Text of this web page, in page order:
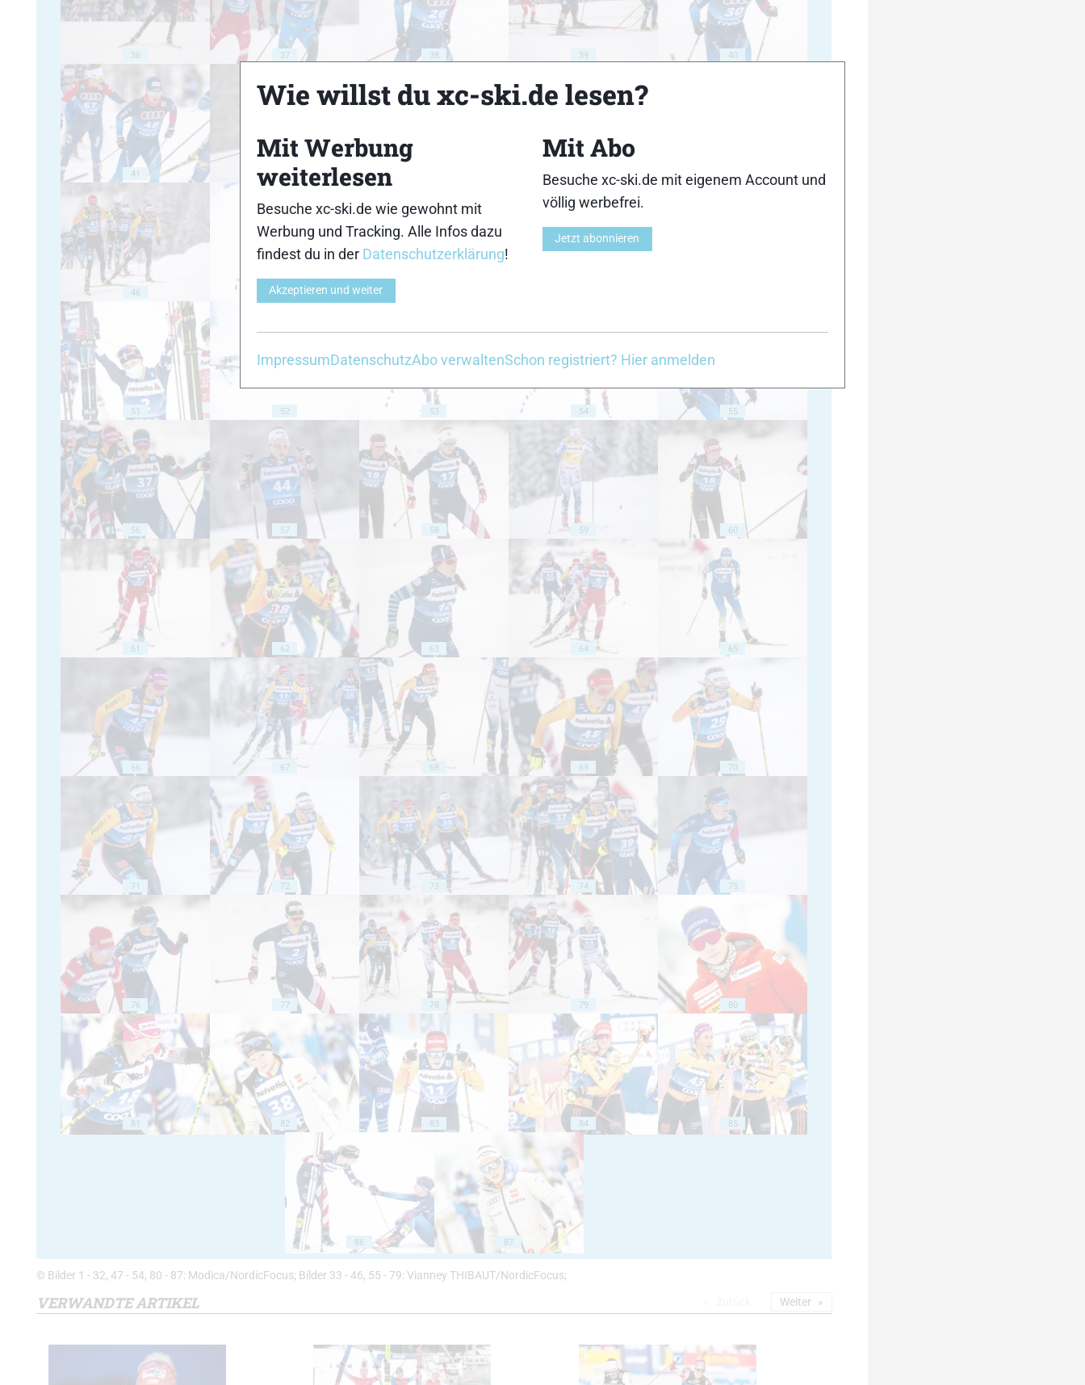
36 37 38 39 40
41 42 44
46 47
51 52 53 54 55
56 57 58 59 60
61 62 63 64 65
66 67 68 69 70
71 72 73 74 75
76 77 78 79 80
81 82 83 84 85
86 87
© Bilder 1 - 32, 47 - 54, 80 - 87: Modica/NordicFocus; Bilder 33 - 46, 55 - 79: Vianney THIBAUT/NordicFocus;
VERWANDTE ARTIKEL Weiter
Wie willst du xc-ski.de lesen?
Mit Werbung
weiterlesen
Besuche xc-ski.de wie gewohnt mit
Werbung und Tracking. Alle Infos dazu
findest du in der Datenschutzerklärung!
Akzeptieren und weiter
Mit Abo
Besuche xc-ski.de mit eigenem Account und
völlig werbefrei.
Jetzt abonnieren
ImpressumDatenschutzAbo verwaltenSchon registriert? Hier anmelden